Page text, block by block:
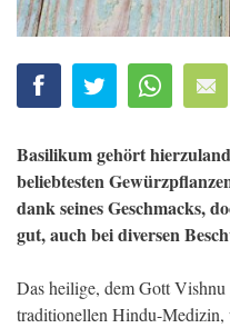
Basilikum gehört
beliebtesten
dank seines Geschmacks,
gut, auch bei diversen
Das heilige, dem Gott
traditionellen Hindu-Medizin,